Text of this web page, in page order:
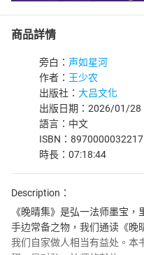
商品詳情
旁白： 声如星河
作者： 王少农
出版社： 大吕文化
出版日期：2026/01/28
語言：中文
ISBN：8970000032217
時長：07:18:44
Description：
《晚晴集》是弘一法师墨宝
手边常备之物，我们通读《
我们自家做人相当有益处。本